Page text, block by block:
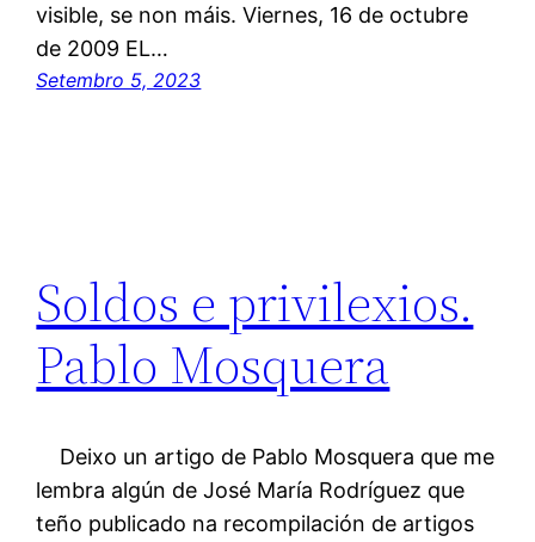
visible, se non máis. Viernes, 16 de octubre
de 2009 EL…
Setembro 5, 2023
Soldos e privilexios.
Pablo Mosquera
Deixo un artigo de Pablo Mosquera que me
lembra algún de José María Rodríguez que
teño publicado na recompilación de artigos